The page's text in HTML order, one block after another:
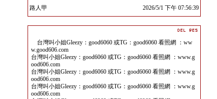
路人甲
2026/5/1 下午 07:56:39
台灣叫小姐Gleezy：good6060 或TG：good6060 看照網 ：ww
w.good606.com
台灣叫小姐Gleezy：good6060 或TG：good6060 看照網 ：www.g
ood606.com
台灣叫小姐Gleezy：good6060 或TG：good6060 看照網 ：www.g
ood606.com
台灣叫小姐Gleezy：good6060 或TG：good6060 看照網 ：www.g
ood606.com